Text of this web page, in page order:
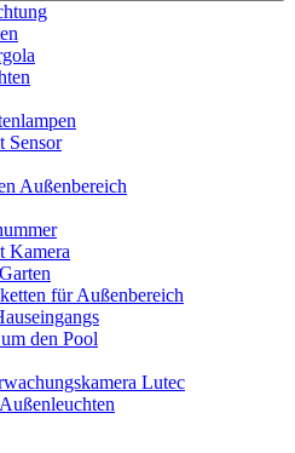
Sensor
Außenbereich
Kamera
für Außenbereich
den Pool
Lutec